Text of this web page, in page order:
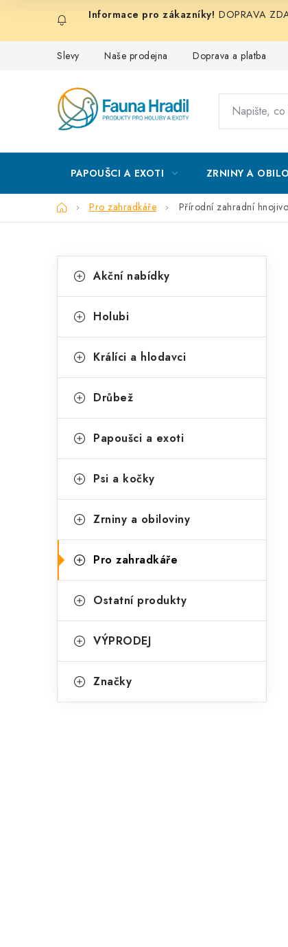
obsah
DOPRAVA
Slevy Naše prodejna Doprava a platba
PAPOUŠCI A EXOTI ZRNINY A
DomůPro zahradkáře Přírodní zahradní
o
t
r
n
n
p
n
e
kategorie
a
e
o
i
Akční nabídky
Holubi
Králíci a hlodavci
Drůbež
Papoušci a exoti
Psi a kočky
Zrniny a obiloviny
Pro zahradkáře
Ostatní produkty
VÝPRODEJ
Značky